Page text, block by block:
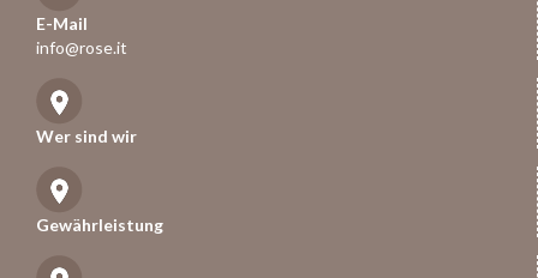
E-Mail
info@rose.it
Wer sind wir
Gewährleistung